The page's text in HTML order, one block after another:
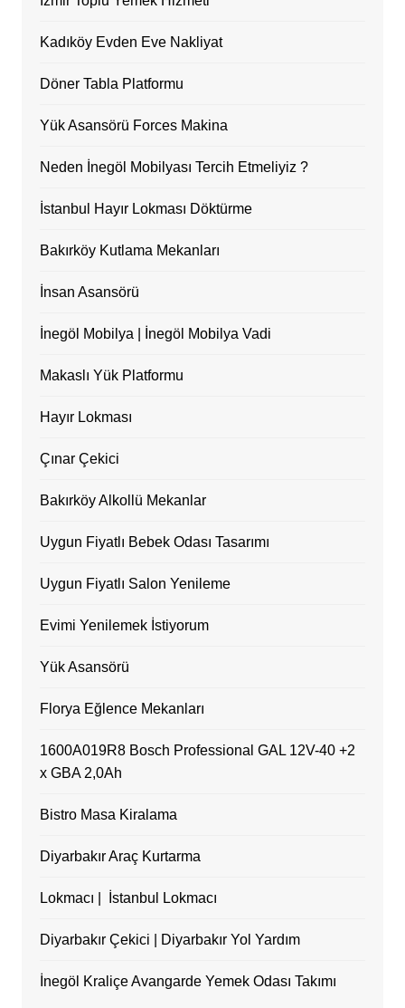
Kadıköy Evden Eve Nakliyat
Döner Tabla Platformu
Yük Asansörü Forces Makina
Neden İnegöl Mobilyası Tercih Etmeliyiz ?
İstanbul Hayır Lokması Döktürme
Bakırköy Kutlama Mekanları
İnsan Asansörü
İnegöl Mobilya | İnegöl Mobilya Vadi
Makaslı Yük Platformu
Hayır Lokması
Çınar Çekici
Bakırköy Alkollü Mekanlar
Uygun Fiyatlı Bebek Odası Tasarımı
Uygun Fiyatlı Salon Yenileme
Evimi Yenilemek İstiyorum
Yük Asansörü
Florya Eğlence Mekanları
1600A019R8 Bosch Professional GAL 12V-40 +2
x GBA 2,0Ah
Bistro Masa Kiralama
Diyarbakır Araç Kurtarma
Lokmacı | İstanbul Lokmacı
Diyarbakır Çekici | Diyarbakır Yol Yardım
İnegöl Kraliçe Avangarde Yemek Odası Takımı